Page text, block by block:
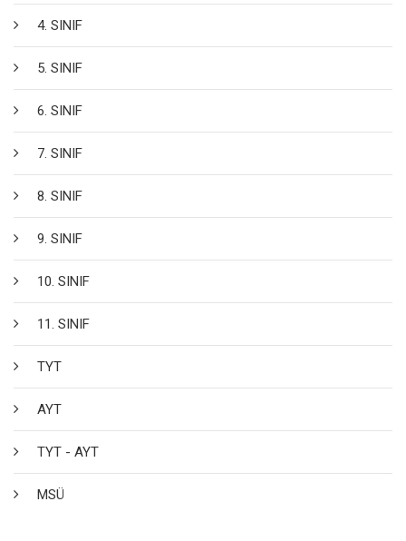
4. SINIF
5. SINIF
6. SINIF
7. SINIF
8. SINIF
9. SINIF
10. SINIF
11. SINIF
TYT
AYT
TYT - AYT
MSÜ